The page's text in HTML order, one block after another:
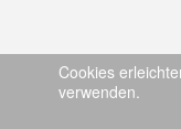
Cookies
verwenden.